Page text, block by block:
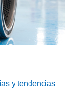
y tendencias